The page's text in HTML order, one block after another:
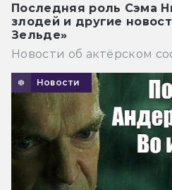
Последняя роль Сэма
злодей и другие
Зельде»
Новости об актёрском
Новости